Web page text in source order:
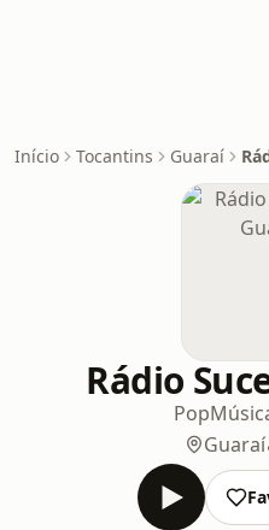
Início Tocantins Guaraí
Rádio
Pop
Guaraí